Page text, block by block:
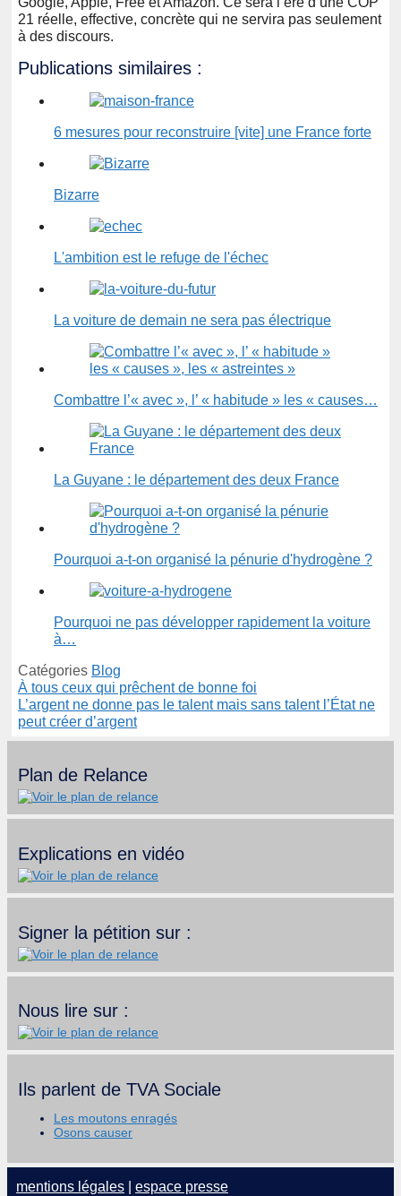
21 réelle, effective, concrète qui ne servira pas seulement
à des discours.
Publications similaires :
6 mesures pour reconstruire [vite] une France forte
Bizarre
L'ambition est le refuge de l'échec
La voiture de demain ne sera pas électrique
Combattre l’« avec », l’ « habitude » les « causes…
La Guyane : le département des deux France
Pourquoi a-t-on organisé la pénurie d'hydrogène ?
Pourquoi ne pas développer rapidement la voiture
à…
Catégories Blog
À tous ceux qui prêchent de bonne foi
L’argent ne donne pas le talent mais sans talent l’État ne
peut créer d’argent
Plan de Relance
Explications en vidéo
Signer la pétition sur :
Nous lire sur :
Ils parlent de TVA Sociale
Les moutons enragés
Osons causer
mentions légales
espace presse